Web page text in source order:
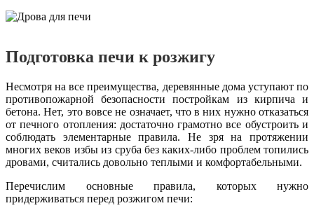
Подготовка печи к розжигу
Несмотря на все преимущества, деревянные дома уступают по
противопожарной безопасности постройкам из кирпича и
бетона. Нет, это вовсе не означает, что в них нужно отказаться
от печного отопления: достаточно грамотно все обустроить и
соблюдать элементарные правила. Не зря на протяжении
многих веков избы из сруба без каких-либо проблем топились
дровами, считались довольно теплыми и комфортабельными.
Перечислим основные правила, которых нужно
придерживаться перед розжигом печи: